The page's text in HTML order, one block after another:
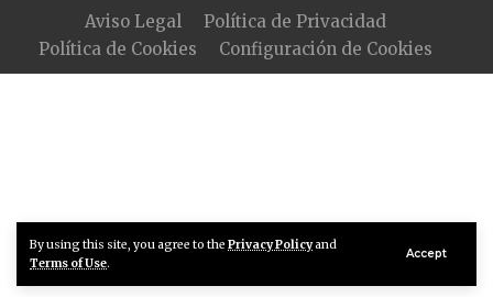
By using this site, you agree to the Privacy Policyand
Terms of Use.
Accept
Aviso Legal
Política de Privacidad
Política de Cookies
Configuración de Cookies